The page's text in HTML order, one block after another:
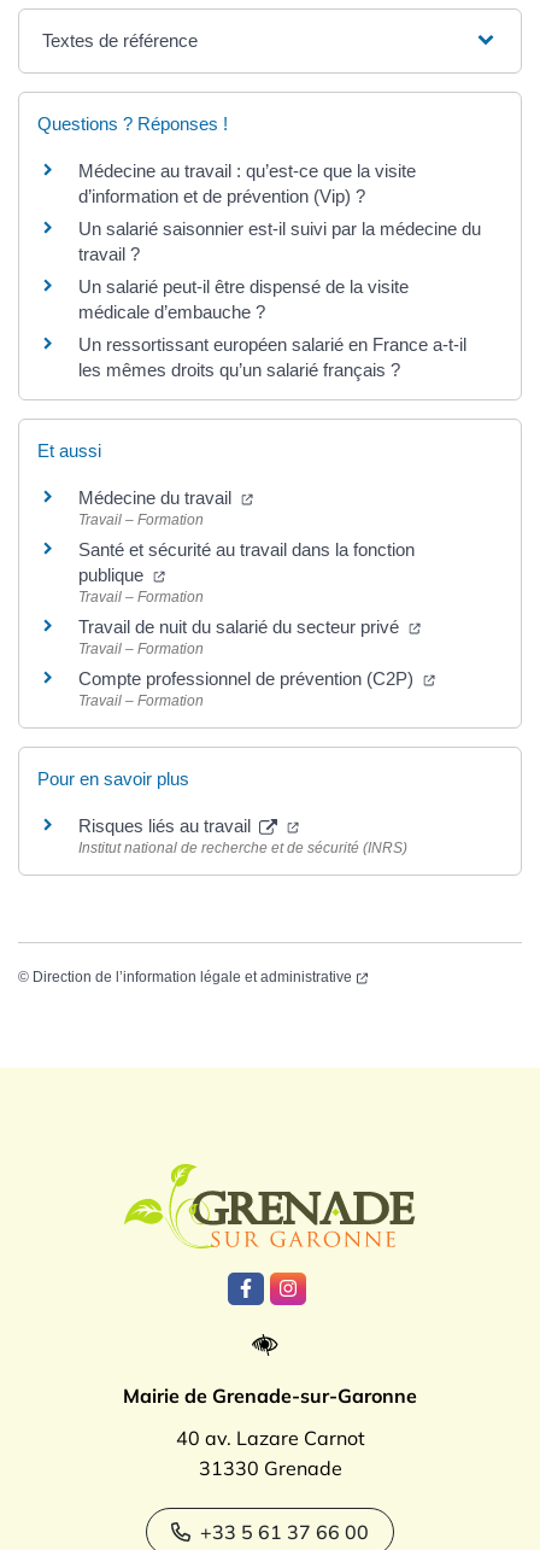
Textes de référence
Questions ? Réponses !
Médecine au travail : qu’est-ce que la visite
d’information et de prévention (Vip) ?
Un salarié saisonnier est-il suivi par la médecine du
travail ?
Un salarié peut-il être dispensé de la visite
médicale d’embauche ?
Un ressortissant européen salarié en France a-t-il
les mêmes droits qu’un salarié français ?
Et aussi
Médecine du travail
Travail – Formation
Santé et sécurité au travail dans la fonction
publique
Travail – Formation
Travail de nuit du salarié du secteur privé
Travail – Formation
Compte professionnel de prévention (C2P)
Travail – Formation
Pour en savoir plus
Risques liés au travail
Institut national de recherche et de sécurité (INRS)
© Direction de l’information légale et administrative
Lien vers le compte Facebook
Lien vers le compte
Mairie de Grenade-sur-Garonne
40 av. Lazare Carnot
31330 Grenade
+33 5 61 37 66 00